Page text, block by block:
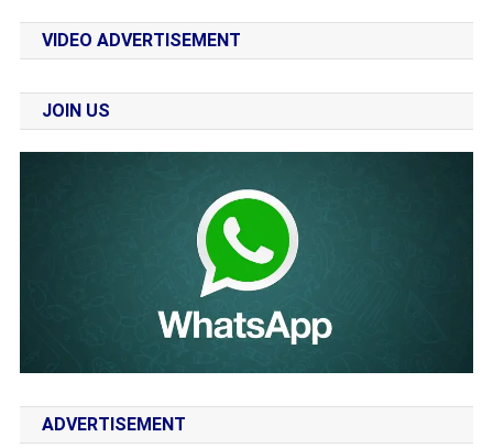
VIDEO ADVERTISEMENT
JOIN US
ADVERTISEMENT